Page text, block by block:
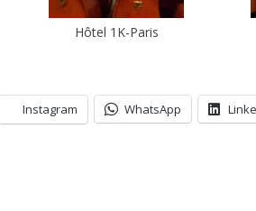
Hôtel 1K-Paris
Instagram WhatsApp